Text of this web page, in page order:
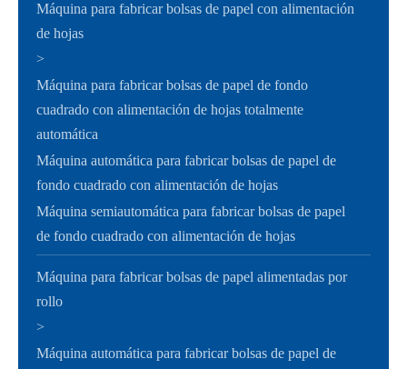
Máquina para fabricar bolsas de papel con alimentación
de hojas
>
Máquina para fabricar bolsas de papel de fondo
cuadrado con alimentación de hojas totalmente
automática
Máquina automática para fabricar bolsas de papel de
fondo cuadrado con alimentación de hojas
Máquina semiautomática para fabricar bolsas de papel
de fondo cuadrado con alimentación de hojas
Máquina para fabricar bolsas de papel alimentadas por
rollo
>
Máquina automática para fabricar bolsas de papel de